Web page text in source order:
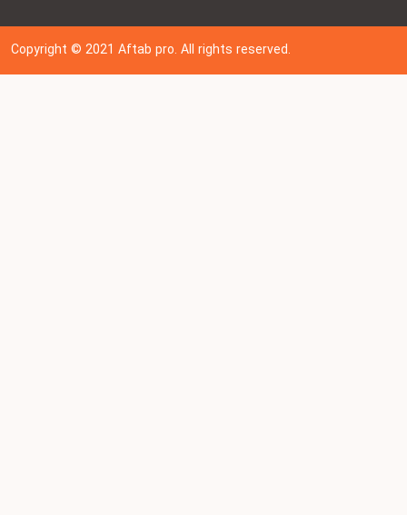
Copyright © 202 1Aftab pro. All rights reserved.